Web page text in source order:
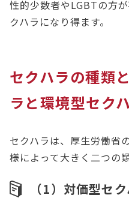
性的少数者やLGBTの方
クハラになり得ます。
セクハラの種類
ラと環境型セク
セクハラは、厚生労働省
様によって大きく二つの
（1）対価型セ